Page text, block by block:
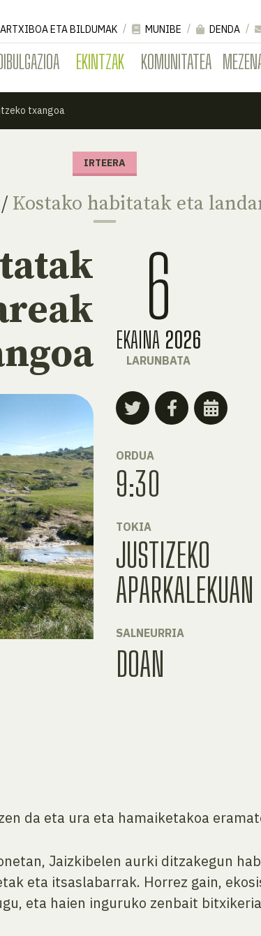
EKINTZAK KOMUNITATEA
ARTXIBOA ETA BILDUMAK MUNIBE DENDA
txangoa
IRTEERA
/ Kostako habitatak eta
6
EKAINA 2026
LARUNBATA
ORDUA
9:30
TOKIA
JUSTIZEKO
APARKALEKUAN
SALNEURRIA
DOAN
da eta ura eta hamaiketakoa
Jaizkibelen aurki ditzakegun
eta itsaslabarrak. Horrez gain,
eta haien inguruko zenbait